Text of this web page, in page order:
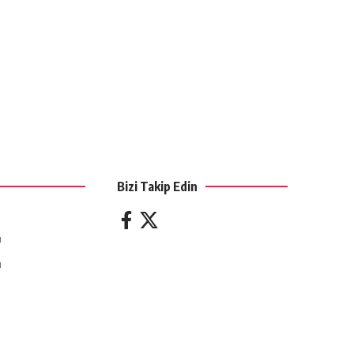
Bizi Takip Edin